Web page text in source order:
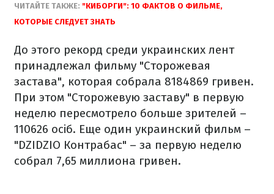
ЧИТАЙТЕ ТАКЖЕ: "КИБОРГИ": 10 ФАКТОВ О ФИЛЬМЕ,
КОТОРЫЕ СЛЕДУЕТ ЗНАТЬ
До этого рекорд среди украинских лент
принадлежал фильму "Сторожевая
застава", которая собрала 8184869 гривен.
При этом "Сторожевую заставу" в первую
неделю пересмотрело больше зрителей –
110626 осіб. Еще один украинский фильм –
"DZIDZIO Контрабас" – за первую неделю
собрал 7,65 миллиона гривен.